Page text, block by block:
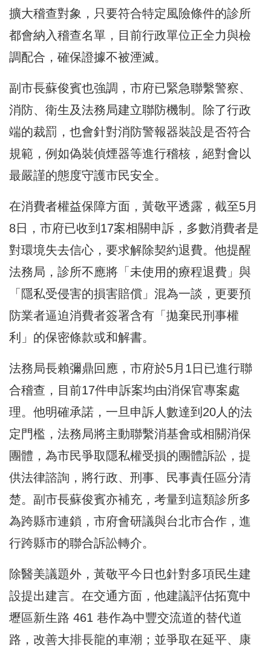
擴大稽查對象，只要符合特定風險條件的診所
都會納入稽查名單，目前行政單位正全力與檢
調配合，確保證據不被湮滅。
副市長蘇俊賓也強調，市府已緊急聯繫警察、
消防、衛生及法務局建立聯防機制。除了行政
端的裁罰，也會針對消防警報器裝設是否符合
規範，例如偽裝偵煙器等進行稽核，絕對會以
最嚴謹的態度守護市民安全。
在消費者權益保障方面，黃敬平透露，截至5月
8日，市府已收到17案相關申訴，多數消費者是
對環境失去信心，要求解除契約退費。他提醒
法務局，診所不應將「未使用的療程退費」與
「隱私受侵害的損害賠償」混為一談，更要預
防業者逼迫消費者簽署含有「拋棄民刑事權
利」的保密條款或和解書。
法務局長賴彌鼎回應，市府於5月1日已進行聯
合稽查，目前17件申訴案均由消保官專案處
理。他明確承諾，一旦申訴人數達到20人的法
定門檻，法務局將主動聯繫消基會或相關消保
團體，為市民爭取隱私權受損的團體訴訟，提
供法律諮詢，將行政、刑事、民事責任區分清
楚。副市長蘇俊賓亦補充，考量到這類診所多
為跨縣市連鎖，市府會研議與台北市合作，進
行跨縣市的聯合訴訟轉介。
除醫美議題外，黃敬平今日也針對多項民生建
設提出建言。在交通方面，他建議評估拓寬中
壢區新生路 461 巷作為中豐交流道的替代道
路，改善大排長龍的車潮；並爭取在延平、康